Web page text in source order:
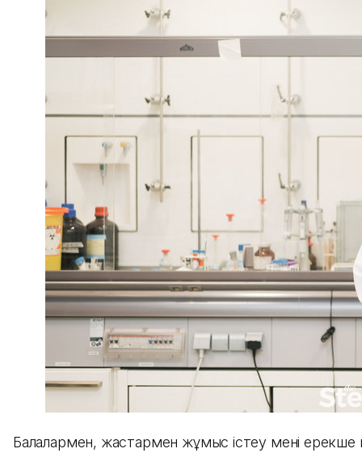
Балалармен, жастармен жұмыс істеу мені ерекше